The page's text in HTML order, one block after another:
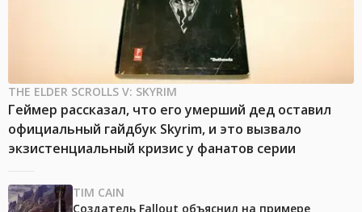
THE ELDER SCROLLS V: SKYRIM
Геймер рассказал, что его умерший дед оставил
официальный гайдбук Skyrim, и это вызвало
экзистенциальный кризис у фанатов серии
TIM CAIN
Создатель Fallout объяснил на примере